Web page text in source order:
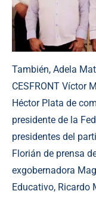
También, Adela
CESFRONT Víctor
Héctor Plata de
presidente de la
presidentes del
Florián de prensa
exgobernadora
Educativo, Ricardo